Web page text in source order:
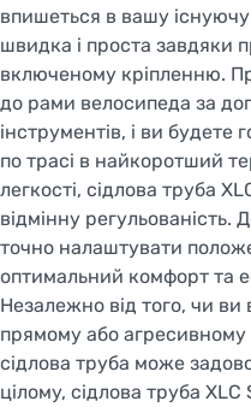
впишеться в вашу
швидка і проста завдяки
включеному кріпленню.
до рами велосипеда за
інструментів, і ви будете
по трасі в найкоротший
легкості, сідлова труба
відмінну
точно налаштувати
оптимальний комфорт та
Незалежно від того, чи ви
прямому або
сідлова труба може
цілому, сідлова труба